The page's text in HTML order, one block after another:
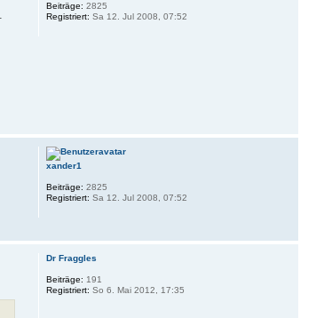
Beiträge: 2825
Registriert: Sa 12. Jul 2008, 07:52
xander1
Beiträge: 2825
Registriert: Sa 12. Jul 2008, 07:52
Dr Fraggles
Beiträge: 191
Registriert: So 6. Mai 2012, 17:35